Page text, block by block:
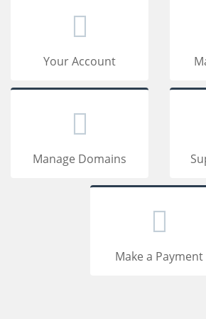
Your Account
Manage Domains
Make a Payment